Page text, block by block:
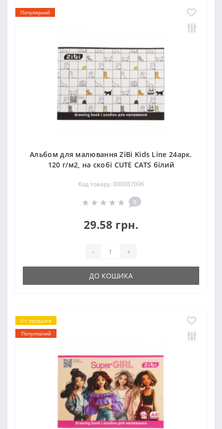
Популярний
Альбом для малювання ZiBi Kids Line 24арк.
120 г/м2, на скобі CUTE CATS білий
Код товару: 000087096
0
29.58 грн.
- +
ДО КОШИКА
Хіт продажів
Популярний